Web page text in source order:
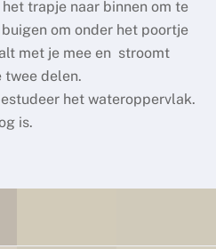
trapje naar binnen om te
om onder het poortje
met je mee en stroomt
twee delen.
het wateroppervlak.
is.